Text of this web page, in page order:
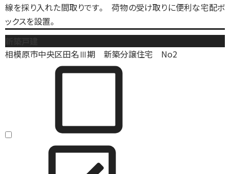
線を採り入れた間取りです。 荷物の受け取りに便利な宅配ボ
ックスを設置。
相模原市中央区田名Ⅲ期 新築分譲住宅 No2